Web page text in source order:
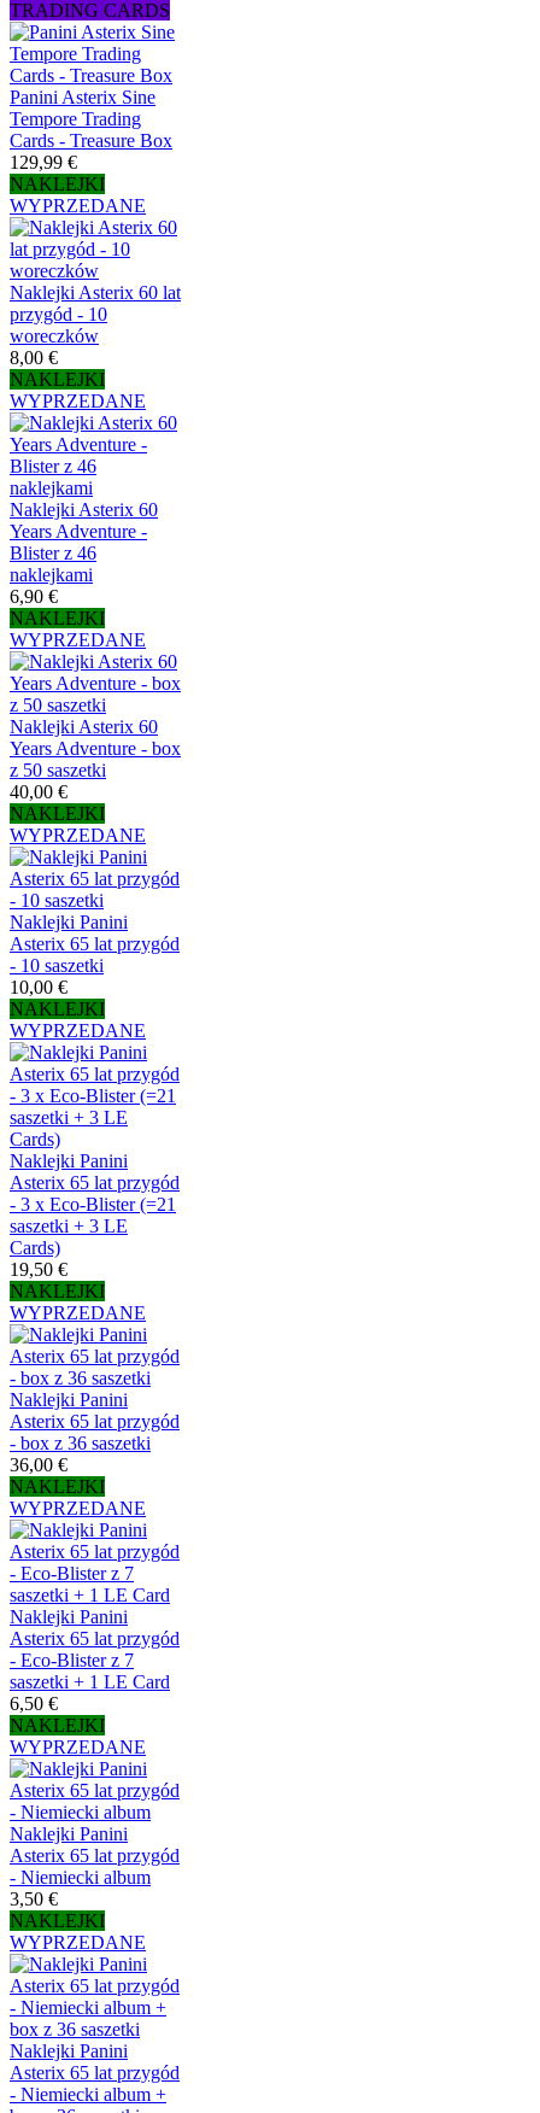
TRADING CARDS
Panini Asterix Sine
Tempore Trading
Cards - Treasure Box
129,99 €
NAKLEJKI
WYPRZEDANE
Naklejki Asterix 60 lat
przygód - 10
woreczków
8,00 €
NAKLEJKI
WYPRZEDANE
Naklejki Asterix 60
Years Adventure -
Blister z 46
naklejkami
6,90 €
NAKLEJKI
WYPRZEDANE
Naklejki Asterix 60
Years Adventure - box
z 50 saszetki
40,00 €
NAKLEJKI
WYPRZEDANE
Naklejki Panini
Asterix 65 lat przygód
- 10 saszetki
10,00 €
NAKLEJKI
WYPRZEDANE
Naklejki Panini
Asterix 65 lat przygód
- 3 x Eco-Blister (=21
saszetki + 3 LE
Cards)
19,50 €
NAKLEJKI
WYPRZEDANE
Naklejki Panini
Asterix 65 lat przygód
- box z 36 saszetki
36,00 €
NAKLEJKI
WYPRZEDANE
Naklejki Panini
Asterix 65 lat przygód
- Eco-Blister z 7
saszetki + 1 LE Card
6,50 €
NAKLEJKI
WYPRZEDANE
Naklejki Panini
Asterix 65 lat przygód
- Niemiecki album
3,50 €
NAKLEJKI
WYPRZEDANE
Naklejki Panini
Asterix 65 lat przygód
- Niemiecki album +